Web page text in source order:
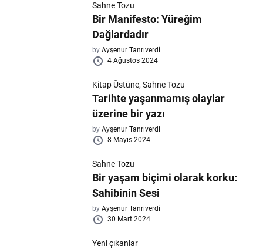
Sahne Tozu
Bir Manifesto: Yüreğim
Dağlardadır
byAyşenur Tanrıverdi
4 Ağustos 2024
Kitap Üstüne,Sahne Tozu
Tarihte yaşanmamış olaylar
üzerine bir yazı
byAyşenur Tanrıverdi
8 Mayıs 2024
Sahne Tozu
Bir yaşam biçimi olarak korku:
Sahibinin Sesi
byAyşenur Tanrıverdi
30 Mart 2024
Yeni çıkanlar